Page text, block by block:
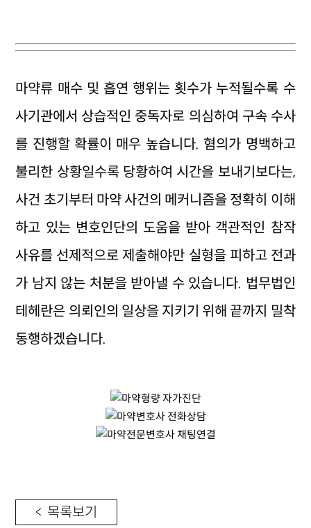
마약류 매수 및 흡연 행위는 횟수가 누적될수록 수
사기관에서 상습적인 중독자로 의심하여 구속 수사
를 진행할 확률이 매우 높습니다. 혐의가 명백하고
불리한 상황일수록 당황하여 시간을 보내기보다는,
사건 초기부터 마약 사건의 메커니즘을 정확히 이해
하고 있는 변호인단의 도움을 받아 객관적인 참작
사유를 선제적으로 제출해야만 실형을 피하고 전과
가 남지 않는 처분을 받아낼 수 있습니다. 법무법인
테헤란은 의뢰인의 일상을 지키기 위해 끝까지 밀착
동행하겠습니다.
< 목록보기